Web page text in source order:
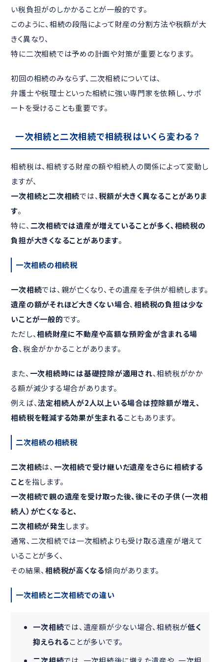
い税負担がのしかかることが一般的です。
このように、相続の段階によって財産の分割方法や税額が大
きく異なり、
特に二次相続では予めの計画や対策が重要となります。
初回の相続のみならず、二次相続については、
弁護士や税理士といった相続に強い専門家を依頼し、サポ
ートを受けることも重要です。
一次相続と二次相続で相続税はいくら変わる？
相続税は、相続する財産の額や相続人の関係によって変動し
ますが、
一次相続と二次相続では、税額が大きく異なることがありま
す。
特に、二次相続では遺産が増えていることが多く、相続税の
負担が大きくなることがあります。
一次相続の相続税
一次相続では、親が亡くなり、その遺産を子供が相続します。
遺産の額がそれほど大きくない場合、相続税の負担は少な
いことが一般的です。
ただし、相続財産に不動産や高額な預貯金が含まれる場
合、税金がかかることがあります。
また、 一次相続時には基礎控除が適用され、相続税がかか
る額が減少する場合があります。
例えば、法定相続人が2人以上いる場合は控除額が増え、
相続税を軽減する効果が生まれることもあります。
二次相続の相続税
二次相続は、 一次相続で受け継いだ遺産をさらに相続する
ことを指します。
一次相続で親の遺産を受け取った後、後にその子供（一次相
続人）が亡くなると、
二次相続が発生します。
通常、二次相続では一次相続よりも受け取る遺産が増えて
いることが多く、
その結果、相続税が高くなる傾向があります。
一次相続と二次相続での違い
一次相続では、遺産額が少ない場合、相続税が低く
抑えられることが多いです。